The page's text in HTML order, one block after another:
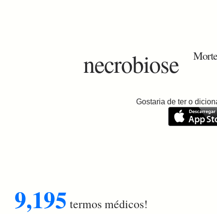
necrobiose
Gostaria de ter o
9,195 termos médicos!